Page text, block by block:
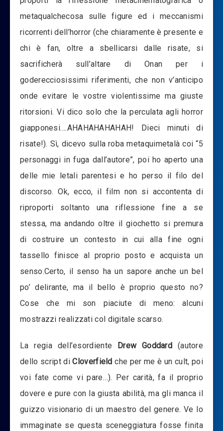
metaqualchecosa sulle figure ed i meccanismi
ricorrenti dell’horror (che chiaramente è presente e
chi è fan, oltre a sbellicarsi dalle risate, si
sacrificherà sull’altare di Onan per i
goderecciosissimi riferimenti, che non v’anticipo
onde evitare le vostre violentissime ma giuste
ritorsioni. Vi dico solo che la perculata agli horror
giapponesi….AHAHAHAHAHAH! Dieci minuti di
risate!). Sì, dicevo sulla roba metaquimetalà coi “5
personaggi in fuga dall’autore”, poi ho aperto una
delle mie letali parentesi e ho perso il filo del
discorso. Ok, ecco, il film non si accontenta di
riproporti soltanto una riflessione fine a se
stessa, ma andando oltre il giochetto si premura
di costruire un contesto in cui alla fine ogni
tassello finisce al proprio posto e acquista un
senso.Certo, il senso ha un sapore anche un bel
po’ delirante, ma il bello è proprio questo no?
Cose che mi son piaciute di meno: alcuni
mostrazzi realizzati col digitale scarso.
La regia dell’esordiente Drew Goddard (autore
dello script diCloverfield che per me è un cult, poi
voi fate come vi pare…). Per carità, fa il proprio
dovere e pure con la giusta abilità, ma gli manca il
guizzo visionario di un maestro del genere. Ve lo
immaginate se questa sceneggiatura fosse finita